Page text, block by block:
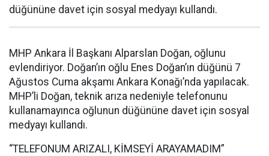
düğününe davet için sosyal medyayı kullandı.
MHP Ankara İl Başkanı Alparslan Doğan, oğlunu
evlendiriyor. Doğan’ın oğlu Enes Doğan’ın düğünü 7
Ağustos Cuma akşamı Ankara Konağı’nda yapılacak.
MHP’li Doğan, teknik arıza nedeniyle telefonunu
kullanamayınca oğlunun düğününe davet için sosyal
medyayı kullandı.
“TELEFONUM ARIZALI, KİMSEYİ ARAYAMADIM”